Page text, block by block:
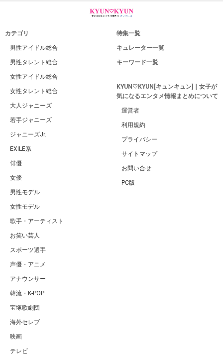
カテゴリ
男性アイドル総合
男性タレント総合
女性アイドル総合
女性タレント総合
大人ジャニーズ
若手ジャニーズ
ジャニーズJr.
EXILE系
俳優
女優
男性モデル
女性モデル
歌手・アーティスト
お笑い芸人
スポーツ選手
声優・アニメ
アナウンサー
韓流・K-POP
宝塚歌劇団
海外セレブ
映画
テレビ
特集一覧
キュレーター一覧
キーワード一覧
KYUN♡KYUN[キュンキュン]｜女子が
気になるエンタメ情報まとめについて
運営者
利用規約
プライバシー
サイトマップ
お問い合せ
PC版